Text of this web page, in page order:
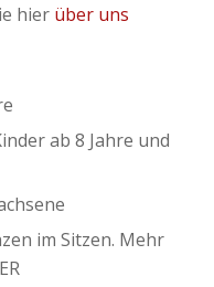
hier über uns
ab 8 Jahre und
im Sitzen. Mehr